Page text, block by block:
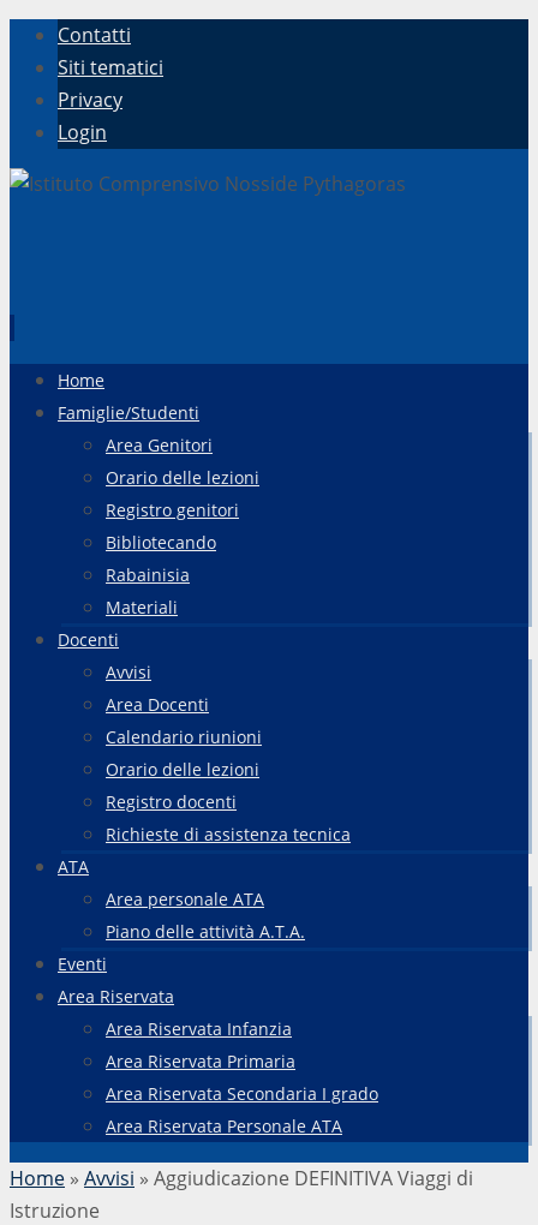
Contatti
Siti tematici
Privacy
Login
contenuto
Home
Famiglie/Studenti
Area Genitori
Orario delle lezioni
Registro genitori
Bibliotecando
Rabainisia
Materiali
Docenti
Avvisi
Area Docenti
Calendario riunioni
Orario delle lezioni
Registro docenti
Richieste di assistenza tecnica
ATA
Area personale ATA
Piano delle attività A.T.A.
Eventi
Area Riservata
Area Riservata Infanzia
Area Riservata Primaria
Area Riservata Secondaria I grado
Area Riservata Personale ATA
Home » Avvisi » Aggiudicazione DEFINITIVA Viaggi di
Istruzione